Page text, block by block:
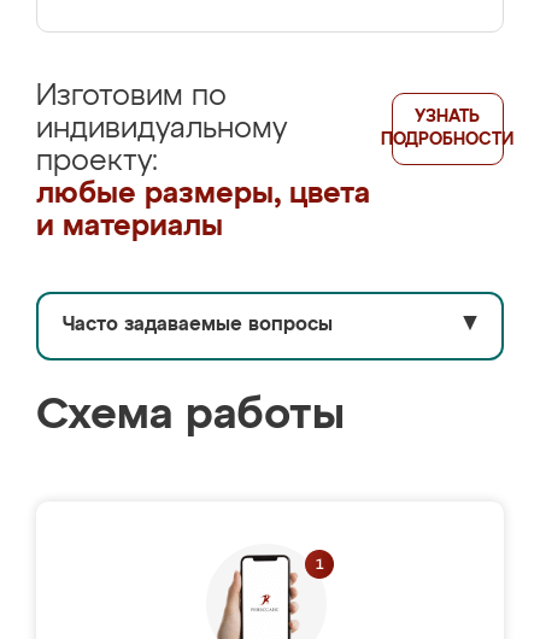
Изготовим по
индивидуальному
проекту:
любые размеры, цвета
и материалы
УЗНАТЬ
ПОДРОБНОСТИ
Часто задаваемые вопросы ▼
Схема работы